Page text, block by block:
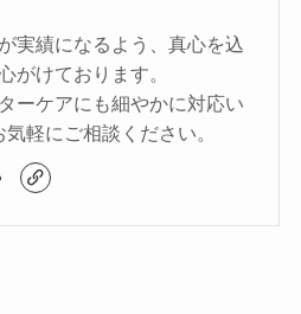
実績になるよう、真心を込
がけております。
ーケアにも細やかに対応い
軽にご相談ください。